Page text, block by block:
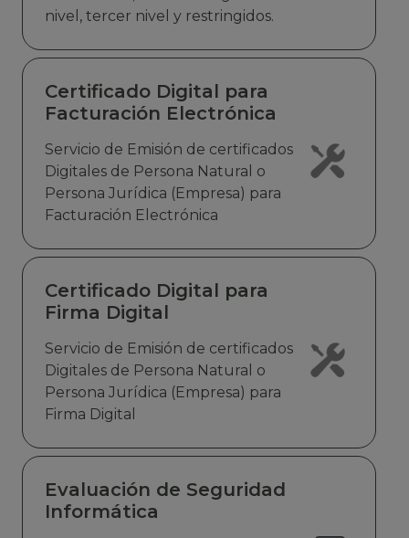
nivel, tercer nivel y restringidos.
Certificado Digital para
Facturación Electrónica
Servicio de Emisión de certificados
Digitales de Persona Natural o
Persona Jurídica (Empresa) para
Facturación Electrónica
Certificado Digital para
Firma Digital
Servicio de Emisión de certificados
Digitales de Persona Natural o
Persona Jurídica (Empresa) para
Firma Digital
Evaluación de Seguridad
Informática